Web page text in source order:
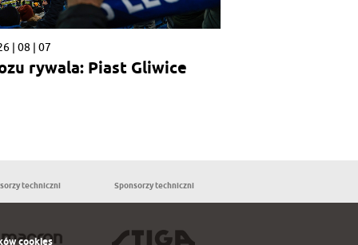
| 08 | 07
rywala: Piast Gliwice
techniczni Sponsorzy techniczni
cookies